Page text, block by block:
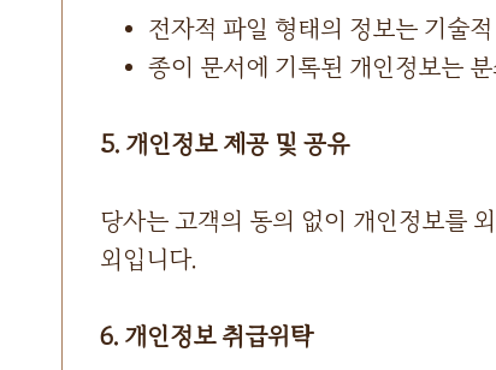
전자적 파일 형태의 정보는 기술
종이 문서에 기록된 개인정보는
5. 개인정보 제공 및 공유
당사는 고객의 동의 없이 개인정보를
외입니다.
6. 개인정보 취급위탁